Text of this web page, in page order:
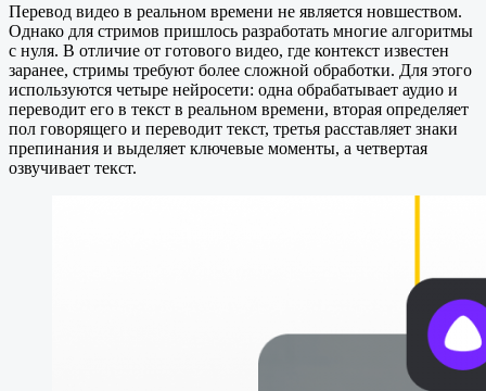
Перевод видео в реальном времени не является новшеством.
Однако для стримов пришлось разработать многие алгоритмы
с нуля. В отличие от готового видео, где контекст известен
заранее, стримы требуют более сложной обработки. Для этого
используются четыре нейросети: одна обрабатывает аудио и
переводит его в текст в реальном времени, вторая определяет
пол говорящего и переводит текст, третья расставляет знаки
препинания и выделяет ключевые моменты, а четвертая
озвучивает текст.